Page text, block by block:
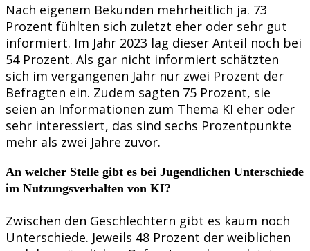
Nach eigenem Bekunden mehrheitlich ja. 73
Prozent fühlten sich zuletzt eher oder sehr gut
informiert. Im Jahr 2023 lag dieser Anteil noch bei
54 Prozent. Als gar nicht informiert schätzten
sich im vergangenen Jahr nur zwei Prozent der
Befragten ein. Zudem sagten 75 Prozent, sie
seien an Informationen zum Thema KI eher oder
sehr interessiert, das sind sechs Prozentpunkte
mehr als zwei Jahre zuvor.
An welcher Stelle gibt es bei Jugendlichen Unterschiede
im Nutzungsverhalten von KI?
Zwischen den Geschlechtern gibt es kaum noch
Unterschiede. Jeweils 48 Prozent der weiblichen